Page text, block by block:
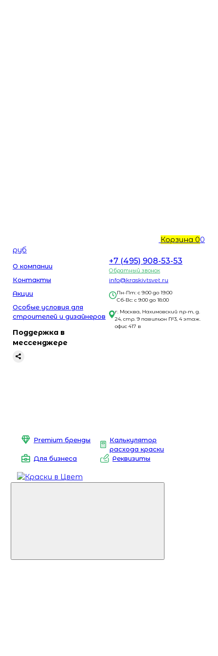
Корзина 00
руб
О компании
Контакты
Акции
Особые условия для
строителей и дизайнеров
Поддержка в
мессенджере
+7 (495) 908-53-53
Обратный звонок
info@kraskivtsvet.ru
Пн-Пт: с 9:00 до 19:00
Сб-Вс: с 9:00 до 18:00
г. Москва, Нахимовский пр-т, д.
24, стр. 9 павильон №3, 4 этаж.
офис 417 в
Premium бренды
Калькулятор
расхода краски
Для бизнеса
Реквизиты